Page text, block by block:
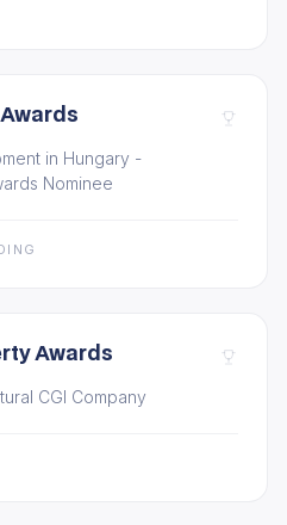
in Hungary -
Nominee
Awards
CGI Company